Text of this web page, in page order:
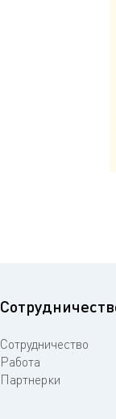
Сотрудничество
Работа
Партнерки